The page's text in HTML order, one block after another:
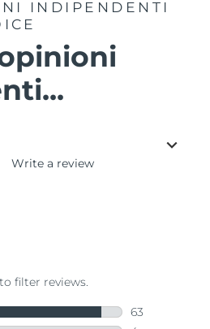
INDIPENDENTI
Write a review